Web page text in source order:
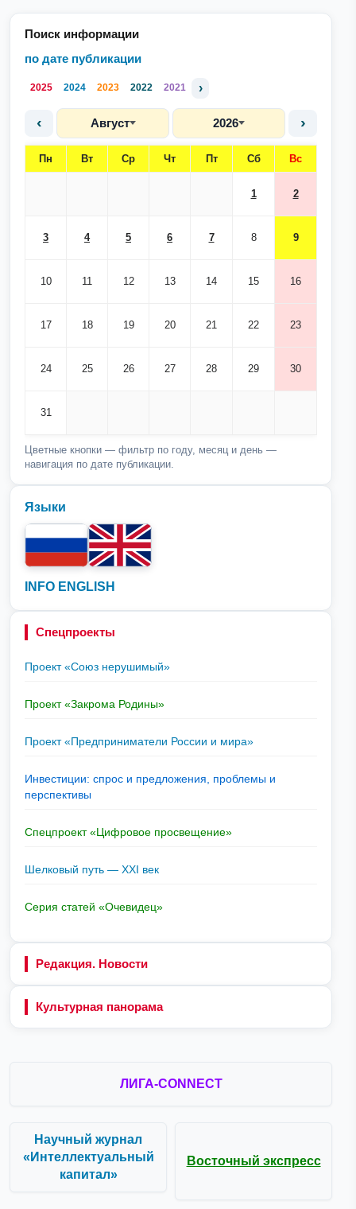
Поиск информации
по дате публикации
2025 2024 2023 2022 2021 ›
‹ Август 2026 ›
Пн Вт Ср Чт Пт Сб Вс
1 2
3 4 5 6 7 8 9
10 11 12 13 14 15 16
17 18 19 20 21 22 23
24 25 26 27 28 29 30
31
Цветные кнопки — фильтр по году, месяц и день —
навигация по дате публикации.
Языки
INFO ENGLISH
Спецпроекты
Проект «Союз нерушимый»
Проект «Закрома Родины»
Проект «Предприниматели России и мира»
Инвестиции: спрос и предложения, проблемы и
перспективы
Спецпроект «Цифровое просвещение»
Шелковый путь — XXI век
Серия статей «Очевидец»
Редакция. Новости
Культурная панорама
ЛИГА-CONNECT
Научный журнал
«Интеллектуальный
капитал»
Восточный экспресс